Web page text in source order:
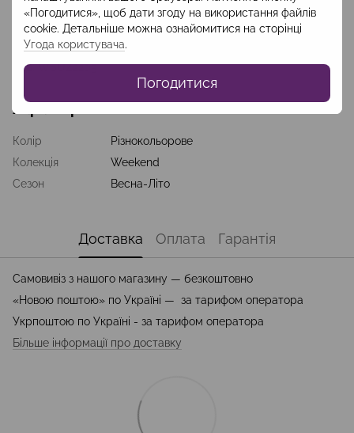
«Погодитися», щоб дати згоду на використання файлів
cookie. Детальніше можна ознайомитися на сторінці
Угода користувача.
Погодитися
Склад: поліестер -100%;
Підклад: бавовна 100%
Довжина сукні 124-127 см;
Довжина рукава: 65-67 см
Код: WSUZ2205
Характеристики
Колір
Різнокольорове
Колекція
Weekend
Сезон
Весна-Літо
Доставка Оплата Гарантія
Самовивіз з нашого магазину — безкоштовно
«Новою поштою» по Україні — за тарифом оператора
Укрпоштою по Україні - за тарифом оператора
Більше інформації про доставку